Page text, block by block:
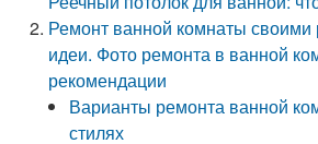
Ремонт ванной комнаты своими
идеи. Фото ремонта в ванной
рекомендации
Варианты ремонта ванной
стилях